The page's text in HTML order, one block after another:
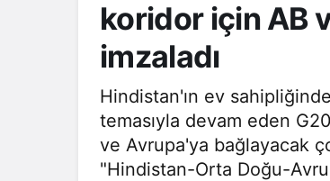
koridor için AB
imzaladı
Hindistan'ın ev
temasıyla devam eden
ve Avrupa'ya bağlayacak
"Hindistan-Orta Doğu-